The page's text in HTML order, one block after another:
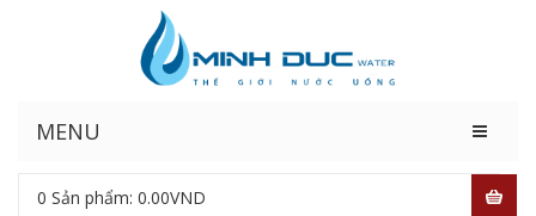
MENU
0 Sản phẩm: 0.00VND